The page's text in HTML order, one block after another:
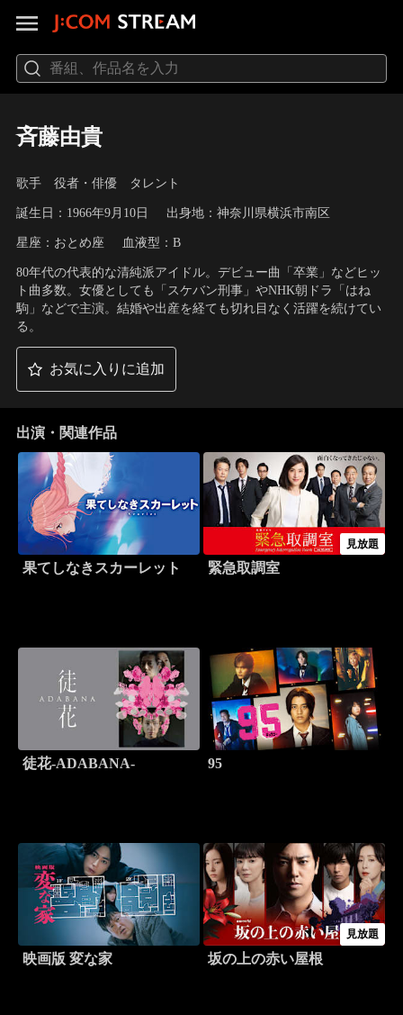
斉藤由貴
歌手 役者・俳優 タレント
誕生日：1966年9月10日 出身地：神奈川県横浜市南区
星座：おとめ座 血液型：B
80年代の代表的な清純派アイドル。デビュー曲「卒業」などヒッ
ト曲多数。女優としても「スケバン刑事」やNHK朝ドラ「はね
駒」などで主演。結婚や出産を経ても切れ目なく活躍を続けてい
る。
お気に入りに追加
出演・関連作品
果てしなきスカーレット
見放題
緊急取調室
徒花-ADABANA- 95
映画版 変な家
見放題
坂の上の赤い屋根